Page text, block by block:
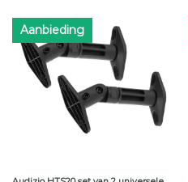
Aanbieding